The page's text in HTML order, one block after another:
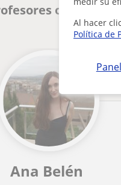
Al hacer
Política de
online de
Ana Belén